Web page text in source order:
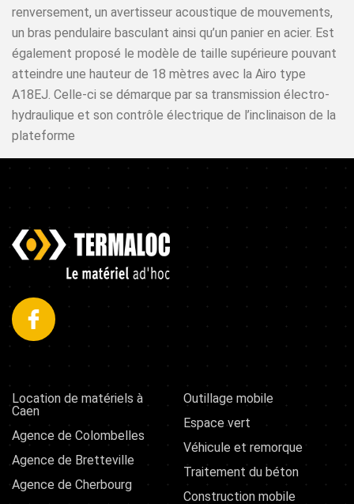
renversement, un avertisseur acoustique de mouvements,
un bras pendulaire basculant ainsi qu’un panier en acier. Est
également proposé le modèle de taille supérieure pouvant
atteindre une hauteur de 18 mètres avec la Airo type
A18EJ. Celle-ci se démarque par sa transmission électro-
hydraulique et son contrôle électrique de l’inclinaison de la
plateforme
Location de matériels à
Caen
Agence de Colombelles
Agence de Bretteville
Agence de Cherbourg
Outillage mobile
Espace vert
Véhicule et remorque
Traitement du béton
Construction mobile